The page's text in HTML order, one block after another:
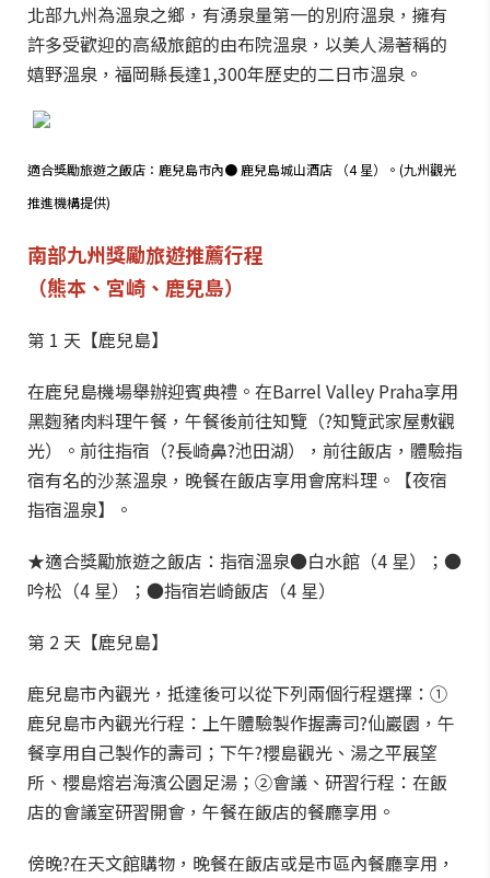
北部九州為溫泉之鄉，有湧泉量第一的別府溫泉，擁有
許多受歡迎的高級旅館的由布院溫泉，以美人湯著稱的
嬉野溫泉，福岡縣長達1,300年歷史的二日市溫泉。
適合獎勵旅遊之飯店：鹿兒島市內● 鹿兒島城山酒店 （4 星）。(九州觀光
推進機構提供)
南部九州獎勵旅遊推薦行程
（熊本、宮崎、鹿兒島）
第 1 天【鹿兒島】
在鹿兒島機場舉辦迎賓典禮。在Barrel Valley Praha享用
黑麴豬肉料理午餐，午餐後前往知覽（?知覽武家屋敷觀
光）。前往指宿（?長崎鼻?池田湖），前往飯店，體驗指
宿有名的沙蒸溫泉，晚餐在飯店享用會席料理。【夜宿
指宿溫泉】。
★適合獎勵旅遊之飯店：指宿溫泉●白水館（4 星）；●
吟松（4 星）；●指宿岩崎飯店（4 星）
第 2 天【鹿兒島】
鹿兒島市內觀光，抵達後可以從下列兩個行程選擇：①
鹿兒島市內觀光行程：上午體驗製作握壽司?仙巖園，午
餐享用自己製作的壽司；下午?櫻島觀光、湯之平展望
所、櫻島熔岩海濱公園足湯；②會議、研習行程：在飯
店的會議室研習開會，午餐在飯店的餐廳享用。
傍晚?在天文館購物，晚餐在飯店或是市區內餐廳享用，